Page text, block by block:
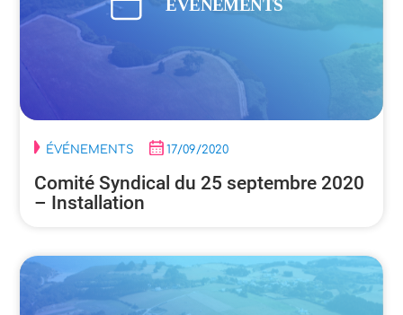
ÉVÉNEMENTS 17/09/2020
Comité Syndical du 25 septembre 2020
– Installation